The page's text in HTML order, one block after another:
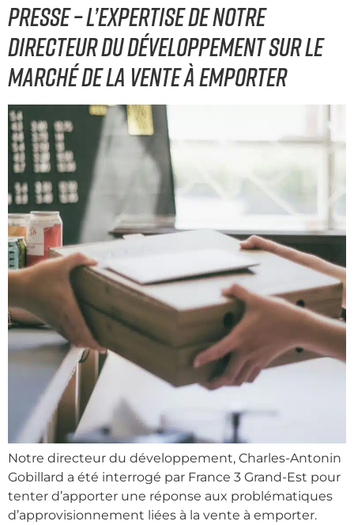
Presse – l’expertise de notre
directeur du développement sur le
marché de la vente à emporter
Notre directeur du développement, Charles-Antonin
Gobillard a été interrogé par France 3 Grand-Est pour
tenter d’apporter une réponse aux problématiques
d’approvisionnement liées à la vente à emporter.